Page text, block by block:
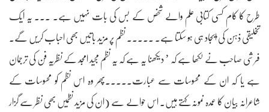
طرح کا کام کسی کتابی علم والے شخص کے بس کی بات نہیں ہے۔ ۔۔۔ یہ ایک
تخلیقی ذہن کی ایجاد ہی ہو سکتا ہے۔ ۔۔۔۔۔ نظم پر مزید باتیں بھی احباب کریں گے۔
فرشی صاحب نے لکھا ہے کہ ’ دیکھنا یہ ہے کہ یہ نظم مجید امجد کے نظریہ فن کی ترجمان
ہے یا کہ ان کے محسوسات سے عبارت۔۔۔۔۔پھر وہ اس نظم کو محسوسات کے
شاعرانہ بیان کا عمدہ نمونہ کہتے ہیں۔ اس حوالے سے (ان کی مزید نظمیں بھی نظر سے گزار